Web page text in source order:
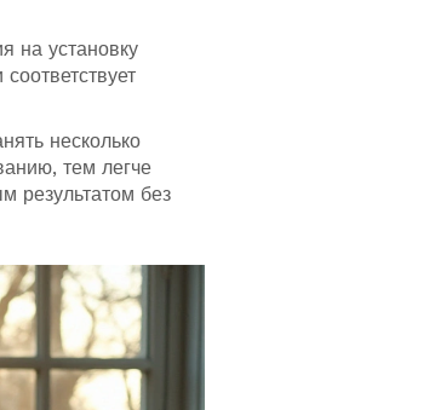
на установку
несколько
тем легче
результатом без